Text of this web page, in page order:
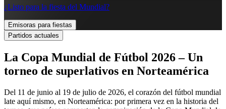
¿Listo para la fiesta del Mundial?
Emisoras para fiestas
Partidos actuales
La Copa Mundial de Fútbol 2026 – Un
torneo de superlativos en Norteamérica
Del 11 de junio al 19 de julio de 2026, el corazón del fútbol mundial
late aquí mismo, en Norteamérica: por primera vez en la historia del